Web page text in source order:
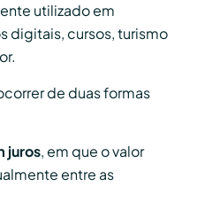
utilizado em
digitais, cursos, turismo
de duas formas
juros, em que o valor
entre as